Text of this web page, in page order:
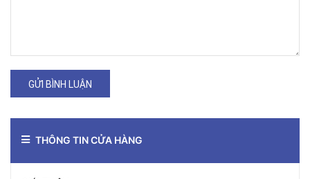
THÔNG TIN CỬA HÀNG
GỬI BÌNH LUẬN